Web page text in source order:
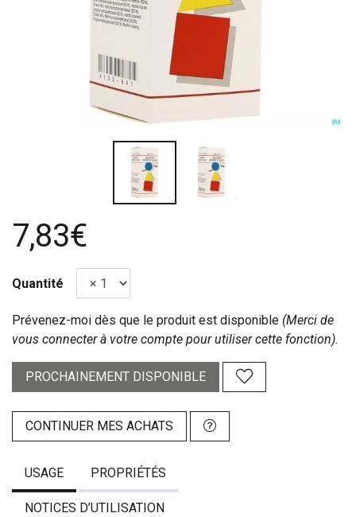
7,83€
Quantité
Prévenez-moi dès que le produit est disponible (Merci de
vous connecter à votre compte pour utiliser cette fonction).
PROCHAINEMENT DISPONIBLE
CONTINUER MES ACHATS
USAGE PROPRIÉTÉS
NOTICES D’UTILISATION